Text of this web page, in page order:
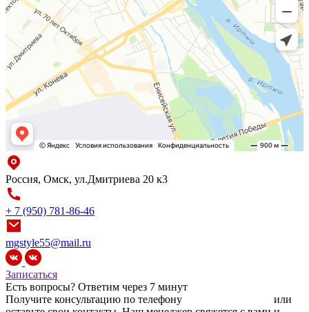
Россия, Омск, ул.Дмитриева 20 к3
+ 7 (950) 781-86-46
mgstyle55@mail.ru
Записаться
Есть вопросы? Ответим через 7 минут
Получите консультацию по телефону
или